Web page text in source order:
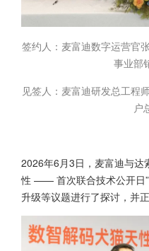
签约人：麦富迪数字运营官
事业部
见签人：麦富迪研发总工程
户
2026年6月3日，麦富迪与达
性 —— 首次联合技术公开日
升级等议题进行了探讨，并